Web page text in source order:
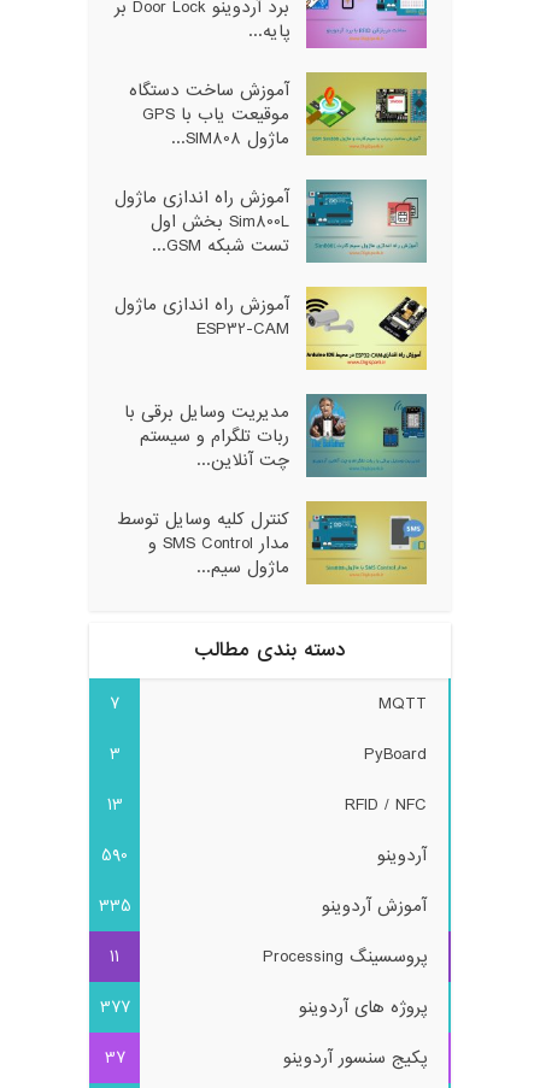
برد آردوینو Door Lock بر
پایه...
آموزش ساخت دستگاه
موقیعت یاب با GPS
ماژول SIM808...
آموزش راه اندازی ماژول
Sim800L بخش اول
تست شبکه GSM...
آموزش راه اندازی ماژول
ESP32-CAM
مدیریت وسایل برقی با
ربات تلگرام و سیستم
چت آنلاین...
کنترل کلیه وسایل توسط
مدار SMS Control و
ماژول سیم...
دسته بندی مطالب
MQTT
7
PyBoard
3
RFID / NFC
13
آردوینو
590
آموزش آردوینو
335
پروسسینگ Processing
11
پروژه های آردوینو
377
پکیج سنسور آردوینو
37